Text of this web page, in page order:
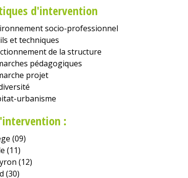
d'intervention
socio-professionnel
et techniques
de la structure
pédagogiques
projet
urbanisme
:
(09)
(11)
(12)
(30)